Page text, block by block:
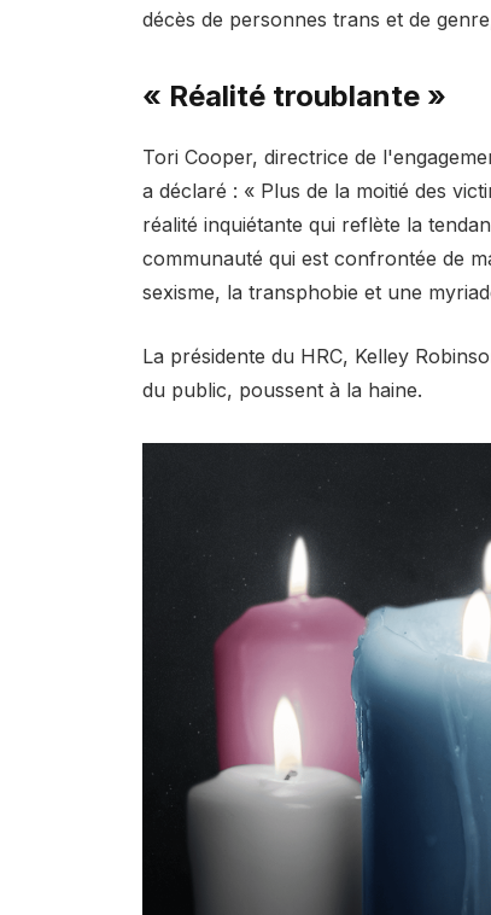
décès de personnes trans et de
« Réalité troublante »
Tori Cooper, directrice de
a déclaré : « Plus de la moitié des
réalité inquiétante qui reflète la
communauté qui est confrontée de
sexisme, la transphobie et une
La présidente du HRC, Kelley
du public, poussent à la haine.